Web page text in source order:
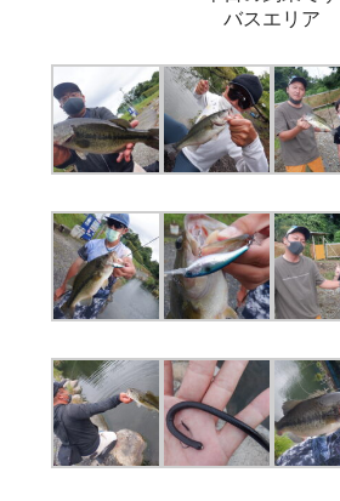
バスエリア